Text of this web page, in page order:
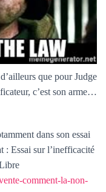
que pour Judge
c’est son arme…
dans son essai
: Essai sur l’inefficacité
comment-la-non-